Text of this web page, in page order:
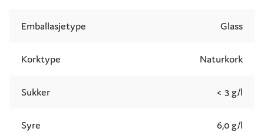
Emballasjetype Glass
Korktype Naturkork
Sukker < 3 g/l
Syre 6,0 g/l